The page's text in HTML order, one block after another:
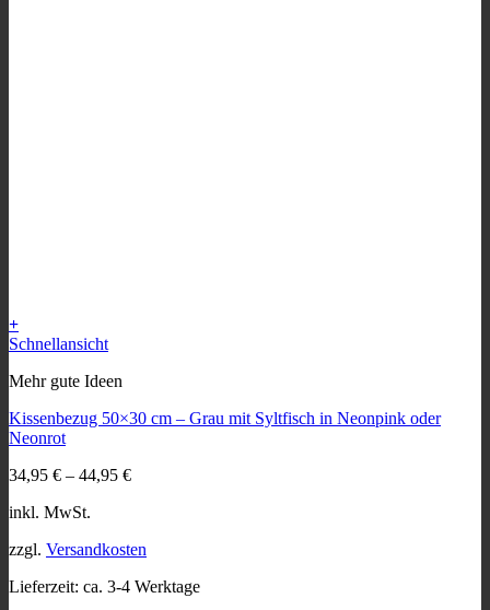
+
Dieses
weist
Varianten
auf.
Optionen
auf
Produktseite
gewählt
werden
Schnellansicht
Mehr gute Ideen
Kissenbezug 50×30 cm – Grau mit Syltfisch in Neonpink oder
Neonrot
34,95 € – 44,95 €
inkl. MwSt.
zzgl. Versandkosten
Lieferzeit: ca. 3-4 Werktage